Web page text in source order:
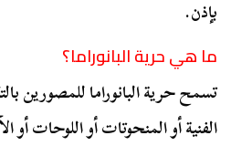
بإذن.
ما هي حرية البانوراما؟
تسمح حرية البانوراما للمصورين
الفنية أو المنحوتات أو اللوحات أو